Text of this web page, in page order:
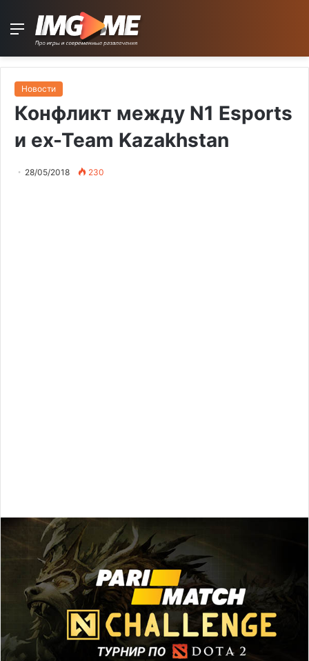
Menu
Новости
Конфликт между N1 Esports
и ex-Team Kazakhstan
28/05/2018 230